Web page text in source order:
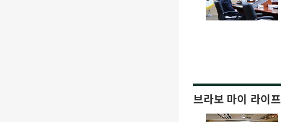
브라보 마이 라이프